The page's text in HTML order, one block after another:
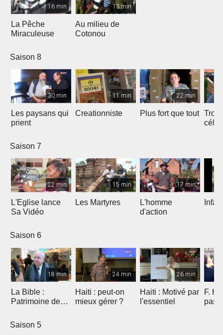
16 min
La Pêche
Miraculeuse
13 min
Au milieu de
Cotonou
Saison 8
30 min
Les paysans qui
prient
11 min
Creationniste
22 min
Plus fort que tout
Saison 7
22 min
L'Eglise lance
Sa Vidéo
15 min
Les Martyres
17 min
L'homme
d'action
Saison 6
18 min
La Bible :
Patrimoine de
Marseille
24 min
Haiti : peut-on
mieux gérer ?
26 min
Haiti : Motivé par
l'essentiel
F.
pas
Saison 5